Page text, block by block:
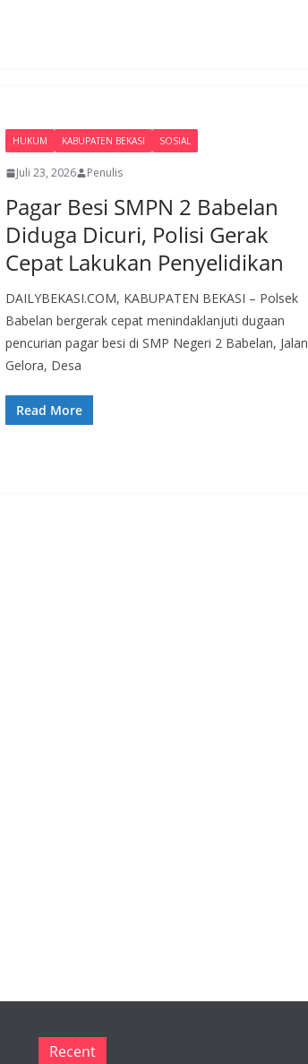
HUKUM KABUPATEN BEKASI SOSIAL
Juli 23, 2026 Penulis
Pagar Besi SMPN 2 Babelan
Diduga Dicuri, Polisi Gerak
Cepat Lakukan Penyelidikan
DAILYBEKASI.COM, KABUPATEN BEKASI – Polsek
Babelan bergerak cepat menindaklanjuti dugaan
pencurian pagar besi di SMP Negeri 2 Babelan, Jalan
Gelora, Desa
Read More
Recent